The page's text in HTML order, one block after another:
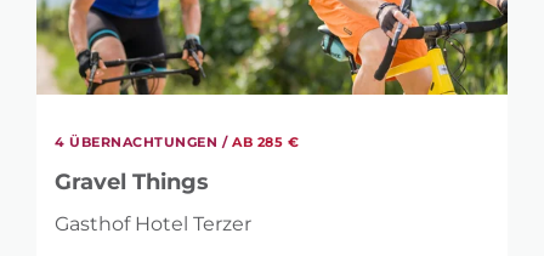
WIE VIELE NÄCHTE?
4
7
4 ÜBERNACHTUNGEN / AB 285 €
Gravel Things
Gasthof Hotel Terzer